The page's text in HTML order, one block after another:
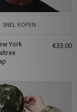
SNEL KOPEN
York
€33,00